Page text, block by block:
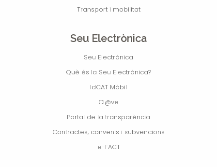
Transport i mobilitat
Seu Electrònica
Seu Electrònica
Què és la Seu Electrònica?
IdCAT Mòbil
Cl@ve
Portal de la transparència
Contractes, convenis i subvencions
e-FACT